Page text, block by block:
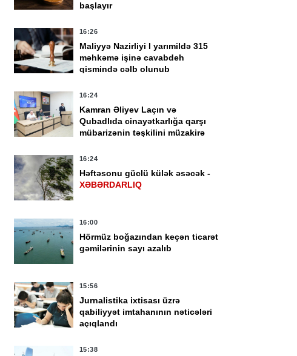
15:38
məharət dərəcələri üzrə
sınaq imtahanları
keçirilir
başlayır
16:26
Maliyyə Nazirliyi I yarımildə 315
məhkəmə işinə cavabdeh
qismində cəlb olunub
16:24
Kamran Əliyev Laçın və
Qubadlıda cinayətkarlığa qarşı
mübarizənin təşkilini müzakirə
16:24
Həftəsonu güclü külək əsəcək -
XƏBƏRDARLIQ
16:00
Hörmüz boğazından keçən ticarət
gəmilərinin sayı azalıb
15:56
Jurnalistika ixtisası üzrə
qabiliyyət imtahanının nəticələri
açıqlandı
15:38